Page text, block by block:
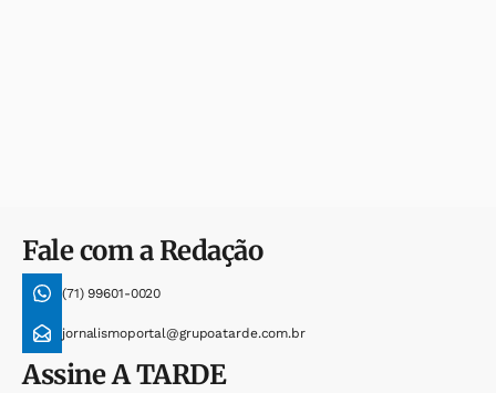
Fale com a Redação
(71) 99601-0020
jornalismoportal@grupoatarde.com.br
AssineA TARDE